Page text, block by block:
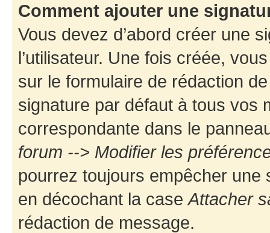
Comment ajouter une
Vous devez d’abord créer une
l’utilisateur. Une fois créée,
sur le formulaire de rédaction
signature par défaut à tous vos
correspondante dans le
forum --> Modifier les
pourrez toujours empêcher une
en décochant la caseAttacher
rédaction de message.